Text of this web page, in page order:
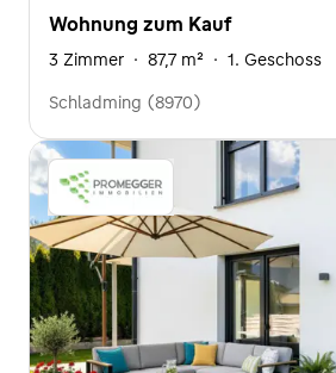
Wohnung zum Kauf
3 Zimmer · 87,7 m² · 1. Geschoss
Schladming (8970)